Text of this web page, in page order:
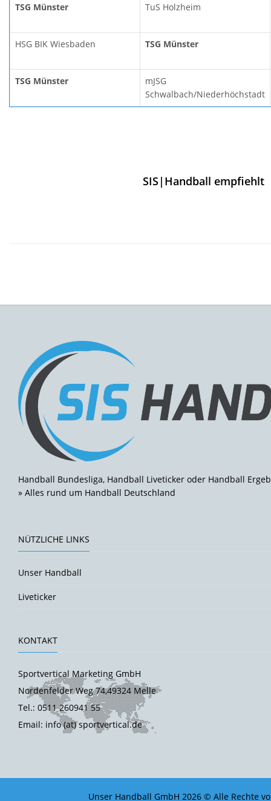
TSG Münster TuS Holzheim
HSG BIK Wiesbaden TSG Münster
TSG Münster
mJSG
Schwalbach/Niederhöchstadt
SIS|Handball empfiehlt
Handball Bundesliga, Handball Liveticker oder Handball
» Alles rund um Handball Deutschland
NÜTZLICHE LINKS
Unser Handball
Liveticker
KONTAKT
Sportvertical Marketing GmbH
Nordenfelder Weg 74,49324 Melle
Tel.: 0511 260941 55
Email: info (at) sportvertical.de
Unser Handball GmbH 2026 © Alle Rechte